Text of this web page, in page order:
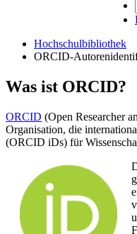
Hochschulbibliothek
ORCID-
Was ist ORCID?
ORCID (Open Researcher
Organisation, die
(ORCID iDs) für